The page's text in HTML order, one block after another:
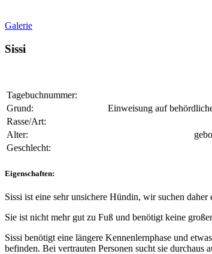
Galerie
Sissi
Tagebuchnummer:
Grund:
Einweisung auf
Rasse/Art:
Alter:
Geschlecht:
Eigenschaften:
Sissi ist eine sehr unsichere Hündin, wir suchen
Sie ist nicht mehr gut zu Fuß und benötigt keine
Sissi benötigt eine längere Kennenlernphase und
befinden. Bei vertrauten Personen sucht sie durchaus